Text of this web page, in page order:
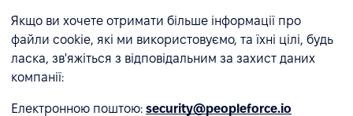
Якщо ви хочете отримати більше інформації про
файли cookie, які ми використовуємо, та їхні цілі, будь
ласка, зв'яжіться з відповідальним за захист даних
компанії:
Електронною поштою: security@peopleforce.io